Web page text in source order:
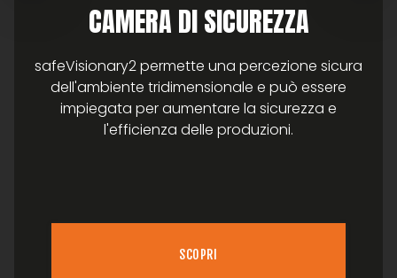
CAMERA DI SICUREZZA
safeVisionary2 permette una percezione sicura
dell'ambiente tridimensionale e può essere
impiegata per aumentare la sicurezza e
l'efficienza delle produzioni.
SCOPRI